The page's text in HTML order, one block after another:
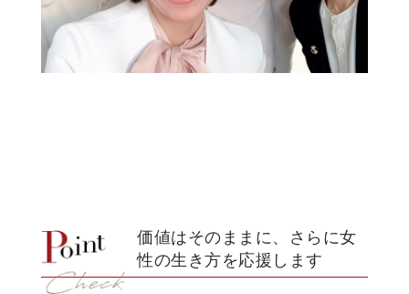
価値はそのままに、さらに女
性の生き方を応援します